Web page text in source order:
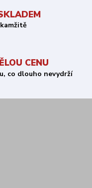
CENU
co dlouho nevydrží